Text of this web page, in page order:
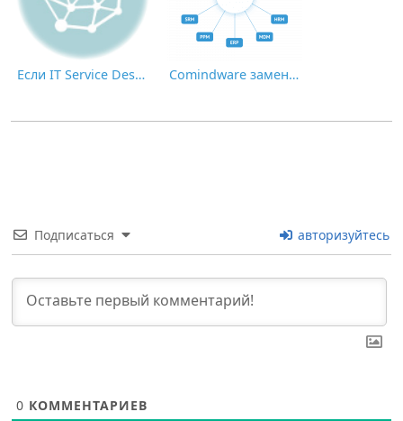
Если IT Service Desk «из коробки» вам не подходит Comindware заменит решения Terrasoft, SAP, Oracle, Microsoft и других уходящих компаний
Подписаться авторизуйтесь
0 КОММЕНТАРИЕВ